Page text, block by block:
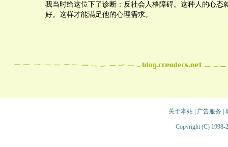
我当时给这位下了诊断：反社会人格障碍。这种人的心态
好。这样才能满足他的心理需求。
关于本站| 广告服务
Copyright (C) 1998-